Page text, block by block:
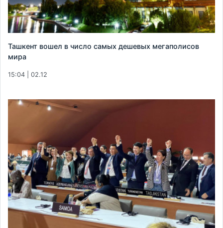
Ташкент вошел в число самых дешевых мегаполисов
мира
15:04 | 02.12